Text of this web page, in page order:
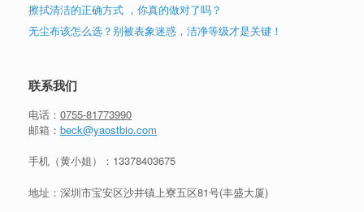
擦拭清洁的正确方式 ，你真的做对了吗？
无尘布该怎么选？别被表象迷惑，洁净等级才是关键！
联系我们
电话： 0755-81773990
邮箱： beck@yaostbio.com
手机（黄小姐）： 13378403675
地址：深圳市宝安区沙井镇上寮五区81号(丰盛大厦)